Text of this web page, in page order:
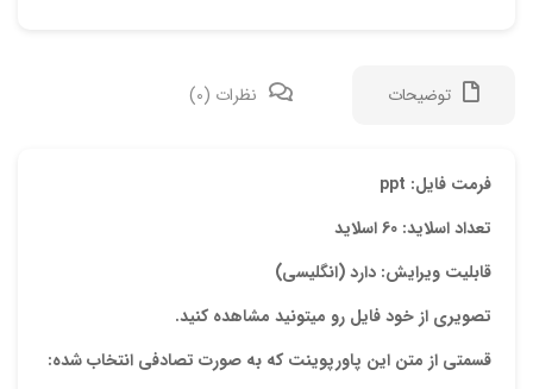
توضیحات نظرات (0)
فرمت فایل: ppt
تعداد اسلاید: 60 اسلاید
قابلیت ویرایش: دارد (انگلیسی)
تصویری از خود فایل رو میتونید مشاهده کنید.
قسمتی از متن این پاورپوینت که به صورت تصادفی انتخاب شده: